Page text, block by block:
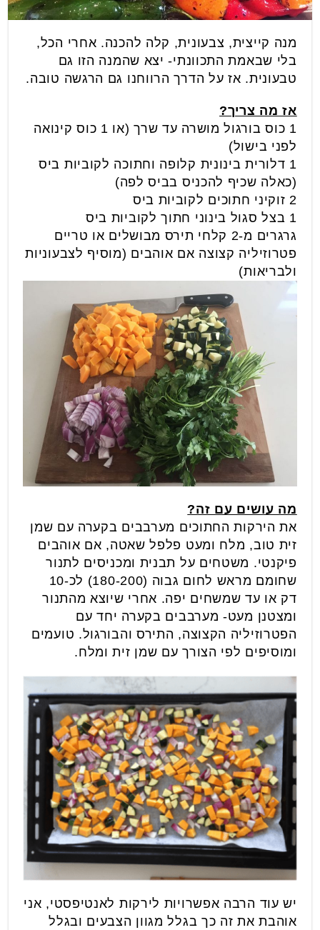
מנה קייצית, צבעונית, קלה להכנה. אחרי הכל,
בלי שבאמת התכוונתי- יצא שהמנה הזו גם
טבעונית. אז על הדרך הרווחנו גם הרגשה טובה.
אז מה צריך?
1 כוס בורגול מושרה עד שרך (או 1 כוס קינואה
לפני בישול)
1 דלורית בינונית קלופה וחתוכה לקוביות ביס
(כאלה שכיף להכניס בביס לפה)
2 זוקיני חתוכים לקוביות ביס
1 בצל סגול בינוני חתוך לקוביות ביס
גרגרים מ-2 קלחי תירס מבושלים או טריים
פטרוזיליה קצוצה אם אוהבים (מוסיף לצבעוניות
ולבריאות)
מה עושים עם זה?
את הירקות החתוכים מערבבים בקערה עם שמן
זית טוב, מלח ומעט פלפל שאטה, אם אוהבים
פיקנטי. משטחים על תבנית ומכניסים לתנור
שחומם מראש לחום גבוה (180-200) לכ-10
דק או עד שמשחים יפה. אחרי שיוצא מהתנור
ומצטנן מעט- מערבבים בקערה יחד עם
הפטרוזיליה הקצוצה, התירס והבורגול. טועמים
ומוסיפים לפי הצורך עם שמן זית ומלח.
יש עוד הרבה אפשרויות לירקות לאנטיפסטי, אני
אוהבת את זה כך בגלל מגוון הצבעים ובגלל